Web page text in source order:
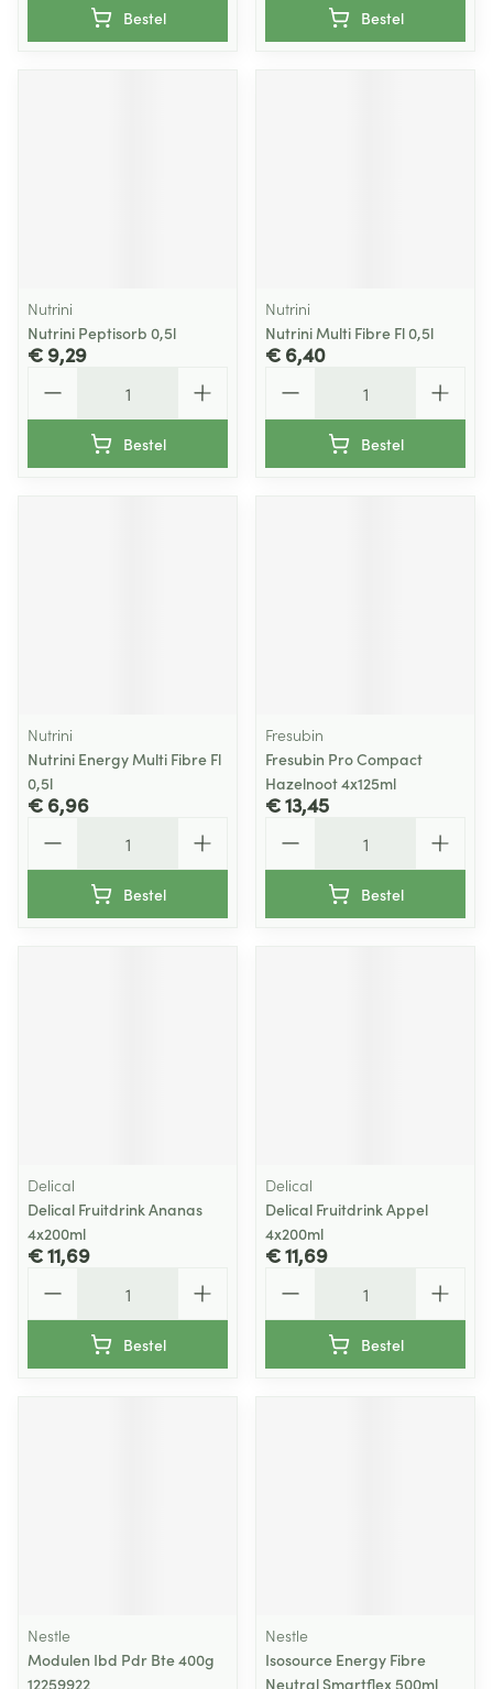
Bestel Bestel
Nutrini
Nutrini Peptisorb 0,5l
€ 9,29
Bestel
Nutrini
Nutrini Multi Fibre Fl 0,5l
€ 6,40
Bestel
Nutrini
Nutrini Energy Multi Fibre Fl
0,5l
€ 6,96
Bestel
Fresubin
Fresubin Pro Compact
Hazelnoot 4x125ml
€ 13,45
Bestel
Delical
Delical Fruitdrink Ananas
4x200ml
€ 11,69
Bestel
Delical
Delical Fruitdrink Appel
4x200ml
€ 11,69
Bestel
Nestle
Modulen Ibd Pdr Bte 400g
12259922
Nestle
Isosource Energy Fibre
Neutral Smartflex 500ml